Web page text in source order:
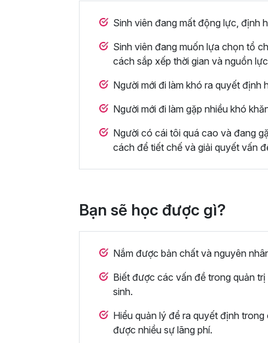
Sinh viên đang mất động lực, định
Sinh viên đang muốn lựa chọn tổ
cách sắp xếp thời gian và nguồn
Người mới đi làm khó ra quyết định
Người mới đi làm gặp nhiều khó
Người có cái tôi quá cao và đang
cách để tiết chế và giải quyết vấn
Bạn sẽ học được gì?
Nắm được bản chất và nguyên
Biết được các vấn đề trong quản
sinh.
Hiểu quản lý để ra quyết định
được nhiều sự lãng phí.